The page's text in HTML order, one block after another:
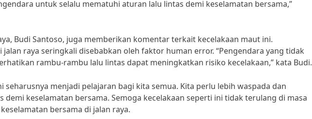
untuk selalu mematuhi aturan lalu lintas demi keselamatan bersama,”
Budi Santoso, juga memberikan komentar terkait kecelakaan maut ini.
raya seringkali disebabkan oleh faktor human error. “Pengendara yang tidak
rambu-rambu lalu lintas dapat meningkatkan risiko kecelakaan,” kata Budi.
seharusnya menjadi pelajaran bagi kita semua. Kita perlu lebih waspada dan
demi keselamatan bersama. Semoga kecelakaan seperti ini tidak terulang di masa
bersama di jalan raya.